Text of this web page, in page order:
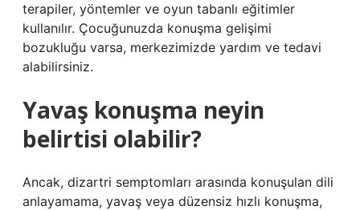
terapiler, yöntemler ve oyun tabanlı eğitimler
kullanılır. Çocuğunuzda konuşma gelişimi
bozukluğu varsa, merkezimizde yardım ve tedavi
alabilirsiniz.
Yavaş konuşma neyin
belirtisi olabilir?
Ancak, dizartri semptomları arasında konuşulan dili
anlayamama, yavaş veya düzensiz hızlı konuşma,